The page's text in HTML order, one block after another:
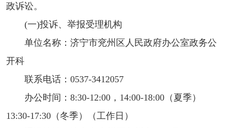
政诉讼。
(一)投诉、举报受理机构
单位名称：济宁市兖州区人民政府办公室政务公
开科
联系电话：0537-3412057
办公时间：8:30-12:00，14:00-18:00（夏季）
13:30-17:30（冬季）（工作日）